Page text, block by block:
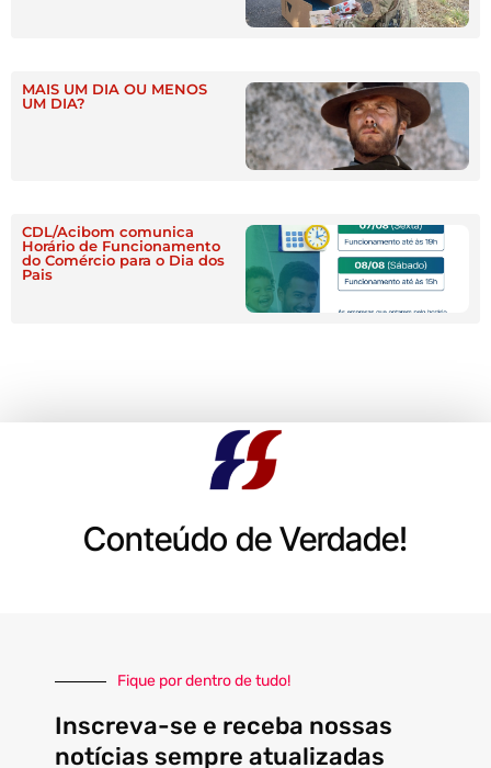
MAIS UM DIA OU MENOS
UM DIA?
CDL/Acibom comunica
Horário de Funcionamento
do Comércio para o Dia dos
Pais
Conteúdo de Verdade!
Fique por dentro de tudo!
Inscreva-se e receba nossas
notícias sempre atualizadas